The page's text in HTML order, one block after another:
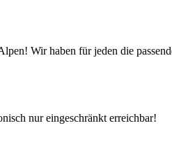
Wir haben für jeden die
nur eingeschränkt erreichbar!